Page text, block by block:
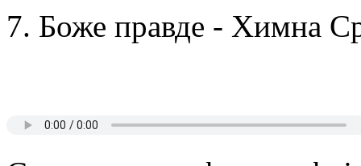
7. Боже правде - Химна